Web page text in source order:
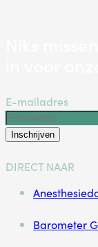
E-mailadres
Inschrijven
DIRECT NAAR
Barometer